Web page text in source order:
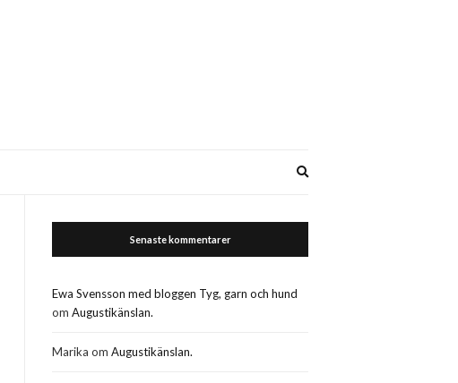
Senaste kommentarer
Ewa Svensson med bloggen Tyg, garn och hund
omAugustikänslan.
Marika omAugustikänslan.